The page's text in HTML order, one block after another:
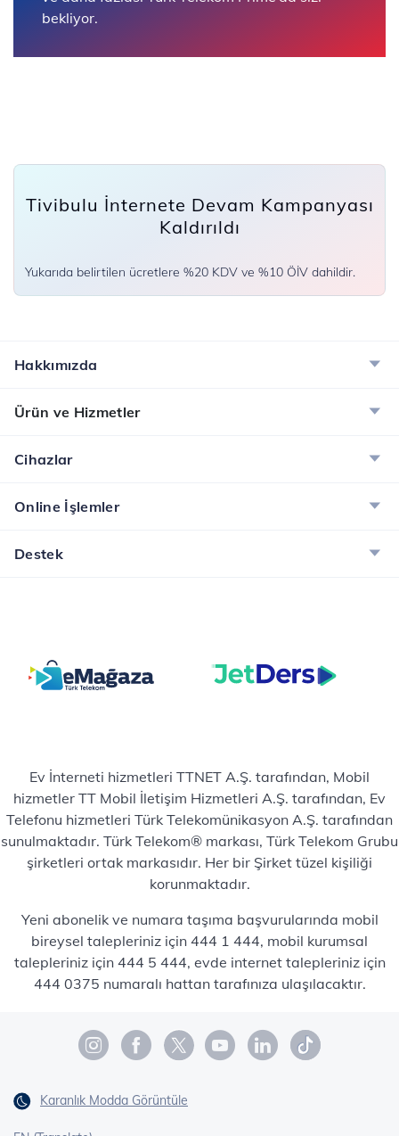
bekliyor.
Tivibulu İnternete Devam Kampanyası
Kaldırıldı
Yukarıda belirtilen ücretlere %20 KDV ve %10 ÖİV dahildir.
Hakkımızda
Ürün ve Hizmetler
Cihazlar
Online İşlemler
Destek
Ev İnterneti hizmetleri TTNET A.Ş. tarafından, Mobil
hizmetler TT Mobil İletişim Hizmetleri A.Ş. tarafından, Ev
Telefonu hizmetleri Türk Telekomünikasyon A.Ş. tarafından
sunulmaktadır. Türk Telekom® markası, Türk Telekom Grubu
şirketleri ortak markasıdır. Her bir Şirket tüzel kişiliği
korunmaktadır.
Yeni abonelik ve numara taşıma başvurularında mobil
bireysel talepleriniz için 444 1 444, mobil kurumsal
talepleriniz için 444 5 444, evde internet talepleriniz için
444 0375 numaralı hattan tarafınıza ulaşılacaktır.
Karanlık Modda Görüntüle